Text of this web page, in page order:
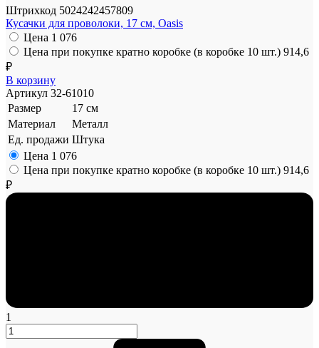
Штрихкод 5024242457809
Кусачки для проволоки, 17 см, Oasis
Цена 1 076
Цена при покупке кратно коробке (в коробке 10 шт.) 914,6
₽
В корзину
Артикул 32-61010
Размер
17 см
Материал
Металл
Ед. продажи Штука
Цена 1 076
Цена при покупке кратно коробке (в коробке 10 шт.) 914,6
₽
1